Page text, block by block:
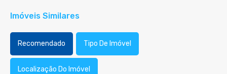
Imóveis Similares
Recomendado Tipo De Imóvel
Localização Do Imóvel